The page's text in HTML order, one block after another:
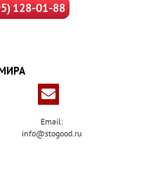
128-01-88
Email:
info@stogood.ru